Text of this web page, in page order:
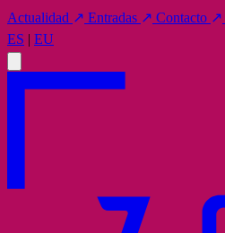
Actualidad ↗ Entradas ↗ Contacto ↗
ES | EU